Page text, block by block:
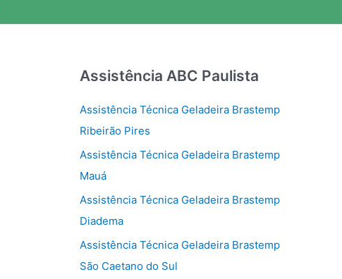
Assistência ABC Paulista
Assistência Técnica Geladeira Brastemp
Ribeirão Pires
Assistência Técnica Geladeira Brastemp
Mauá
Assistência Técnica Geladeira Brastemp
Diadema
Assistência Técnica Geladeira Brastemp
São Caetano do Sul